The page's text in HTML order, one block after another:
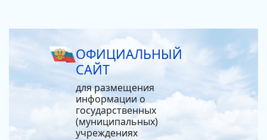
ОФИЦИАЛЬНЫЙ
САЙТ
для размещения
информации о
государственных
(муниципальных)
учреждениях